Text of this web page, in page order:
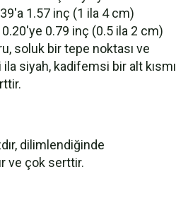
1.57 inç (1 ila 4 cm)
0.79 inç (0.5 ila 2 cm)
soluk bir tepe noktası ve
siyah, kadifemsi bir alt kısmı
dilimlendiğinde
ve çok serttir.